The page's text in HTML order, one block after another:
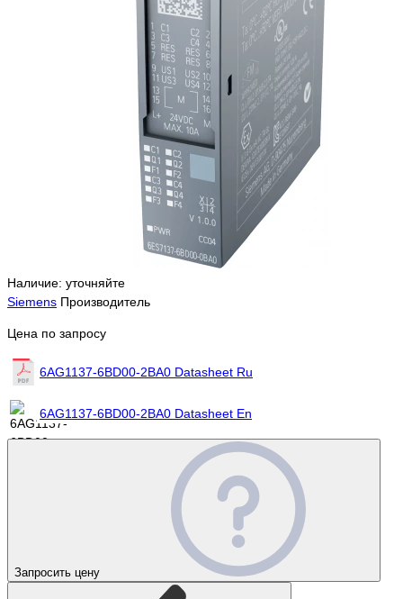
Наличие: уточняйте
Siemens Производитель
Цена по запросу
6AG1137-6BD00-2BA0 Datasheet Ru
6AG1137-6BD00-2BA0 Datasheet En
Запросить цену